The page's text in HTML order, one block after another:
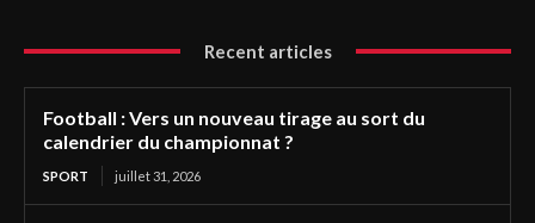
Recent articles
Football : Vers un nouveau tirage au sort du
calendrier du championnat ?
SPORT juillet 31, 2026